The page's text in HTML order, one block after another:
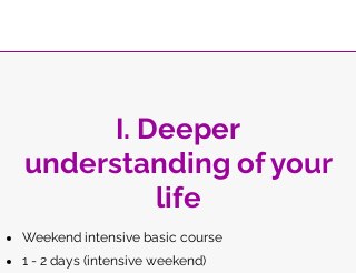
I. Deeper
understanding of your
life
Weekend intensive basic course
1 - 2 days (intensive weekend)